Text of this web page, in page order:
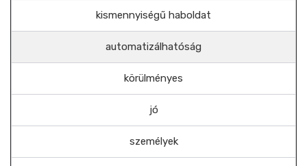
kismennyiségű haboldat
automatizálhatóság
körülményes
jó
személyek